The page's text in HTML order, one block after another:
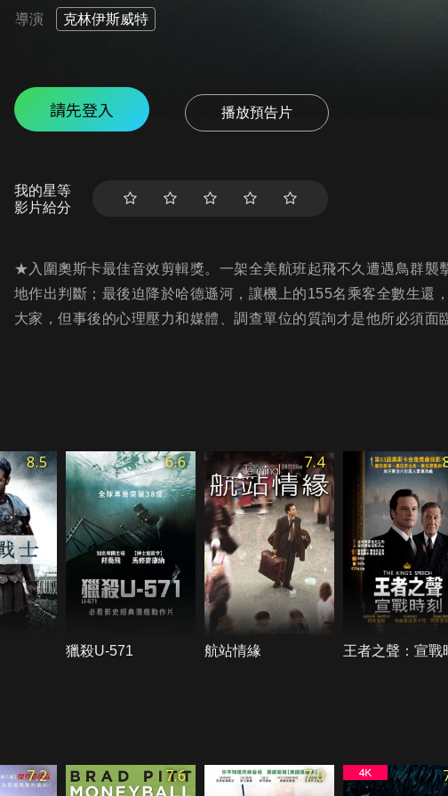
導演 克林伊斯威特
請先登入 播放預告片
我的星等
影片給分
★入圍奧斯卡最佳音效剪輯獎。一架全美航班起飛不久遭遇鳥群襲
地作出判斷；最後迫降於哈德遜河，讓機上的155名乘客全數生還
大家，但事後的心理壓力和媒體、調查單位的質詢才是他所必須面
8.5 6.6
獵殺U-571
7.4
航站情緣 王者之聲：宣戰
7.2 7.6 7.0